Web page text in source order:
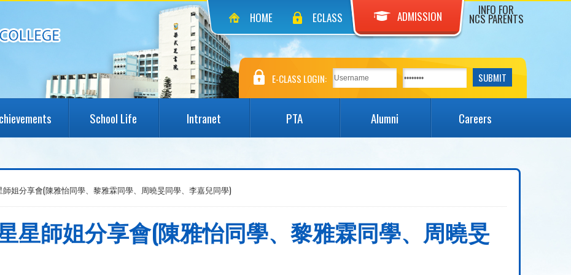
HOME ECLASS ADMISSION INFO FOR
NCS PARENTS
E-CLASS LOGIN:
School Life Intranet PTA Alumni Careers
師姐分享會(陳雅怡同學、黎雅霖同學、周曉旻同學、李嘉兒同學)
星星師姐分享會(陳雅怡同學、黎雅霖同學、周曉旻